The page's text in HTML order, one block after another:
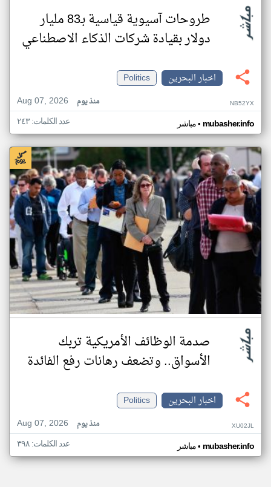
طروحات آسيوية قياسية بـ83 مليار
دولار بقيادة شركات الذكاء الاصطناعي
اخبار البحرين
Politics
Aug 07, 2026
منذ يوم NB52YX
مباشر• mubasher.info عدد الكلمات: ٢٤٣
صدمة الوظائف الأمريكية تربك
الأسواق.. وتضعف رهانات رفع الفائدة
اخبار البحرين
Politics
Aug 07, 2026
منذ يوم XU02JL
مباشر• mubasher.info عدد الكلمات: ٣٩٨